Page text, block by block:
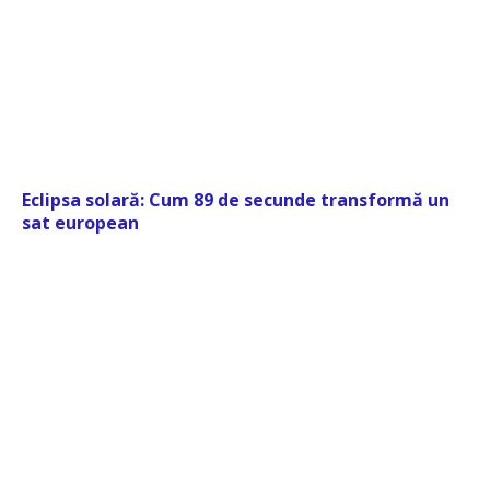
Eclipsa solară: Cum 89 de secunde transformă un
sat european